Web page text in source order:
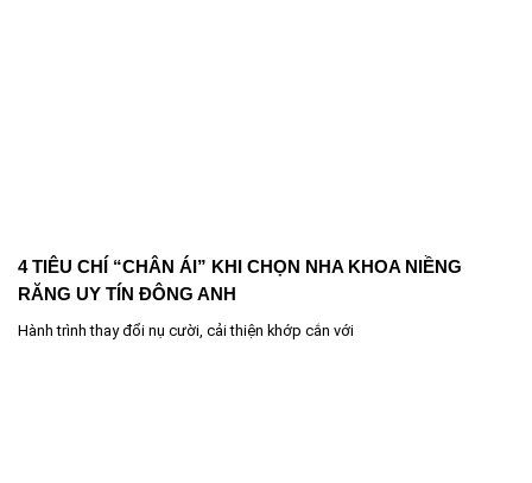
4 TIÊU CHÍ “CHÂN ÁI” KHI CHỌN NHA KHOA NIỀNG
RĂNG UY TÍN ĐÔNG ANH
Hành trình thay đổi nụ cười, cải thiện khớp cắn với